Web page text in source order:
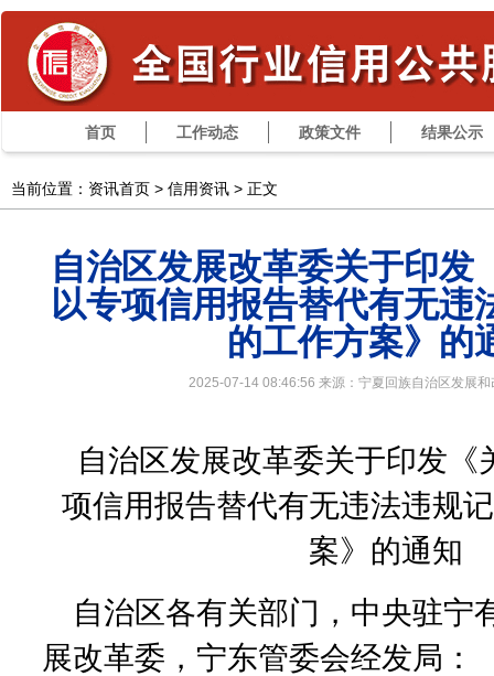
首页 工作动态 政策文件 结果公示
当前位置：资讯首页 > 信用资讯 > 正文
自治区发展改革委关于印发
以专项信用报告替代有无违
的工作方案》的
2025-07-14 08:46:56 来源：宁夏回族自治区发展
自治区发展改革委关于印发《
项信用报告替代有无违法违规
案》的通知
自治区各有关部门，中央驻宁
展改革委，宁东管委会经发局：